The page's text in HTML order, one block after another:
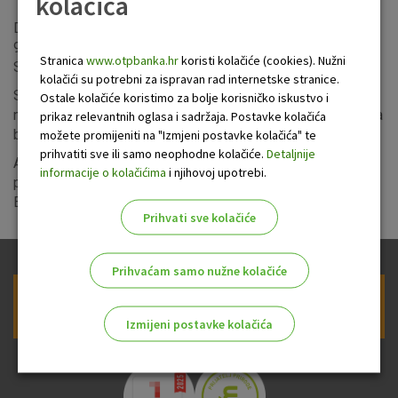
Dovršen je financijski proces kojim je OTP banka stekla
99,73 posto udjela u SKB banci, slovenskoj podružnici
Société Générale i svim povezanim društvima.
S tržišnim udjelom od oko 9 posto SKB Banka četvrta je
najveća banka na slovenskom tržištu gdje je kao univerzalna
banka aktivna u segmentu maloprodaje i poduzeća.
Akvizicijom SKB Banke OTP banka dodatno jača svoj tržišni
položaj u Europi, a posebno na području središnje i istočne
Europe gdje je sada prisutna na 12 tržišta.
Prijava na newsletter OTP banke
Stranica www.otpbanka.hrkoristi kolačiće (cookies). Nužni
kolačići su potrebni za ispravan rad internetske stranice.
Ostale kolačiće koristimo za bolje korisničko iskustvo i
prikaz relevantnih oglasa i sadržaja. Postavke kolačića
možete promijeniti na "Izmjeni postavke kolačića" te
prihvatiti sve ili samo neophodne kolačiće. Detaljnije
informacije o kolačićima i njihovoj upotrebi.
Prihvati sve kolačiće
Prihvaćam samo nužne kolačiće
Izmijeni postavke kolačića